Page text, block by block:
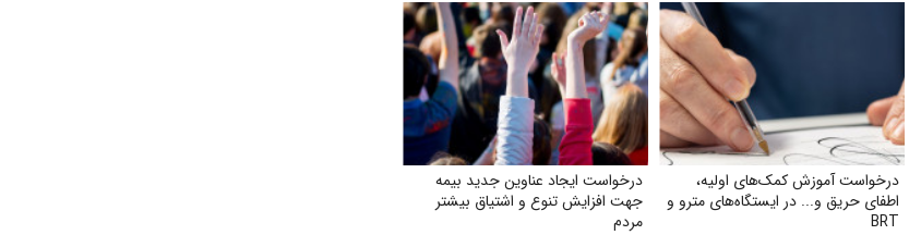
درخواست آموزش کمک‌های اولیه،
اطفای حریق و... در ایستگاه‌های مترو و
BRT
درخواست ایجاد عناوین جدید بیمه
جهت افزایش تنوع و اشتیاق بیشتر
مردم